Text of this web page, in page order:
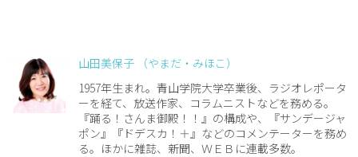
山田美保子 （やまだ・みほこ）
1957年生まれ。青山学院大学卒業後、ラジオレポータ
ーを経て、放送作家、コラムニストなどを務める。
『踊る！さんま御殿！！』の構成や、『サンデージャ
ポン』『ドデスカ！＋』などのコメンテーターを務め
る。ほかに雑誌、新聞、ＷＥＢに連載多数。